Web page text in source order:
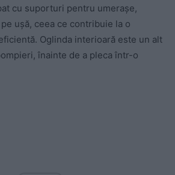
cu suporturi pentru umerașe,
ușă, ceea ce contribuie la o
Oglinda interioară este un alt
înainte de a pleca într-o